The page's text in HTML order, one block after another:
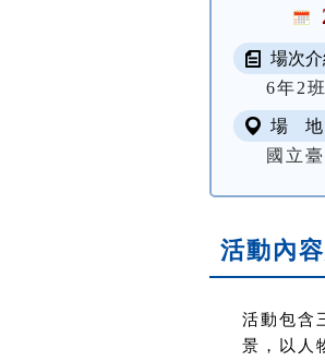
場次
6年2
場 地
國立
活動內
活動包含
景，以人